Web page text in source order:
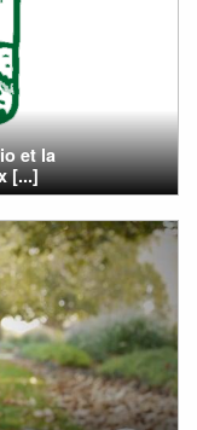
et la
[...]